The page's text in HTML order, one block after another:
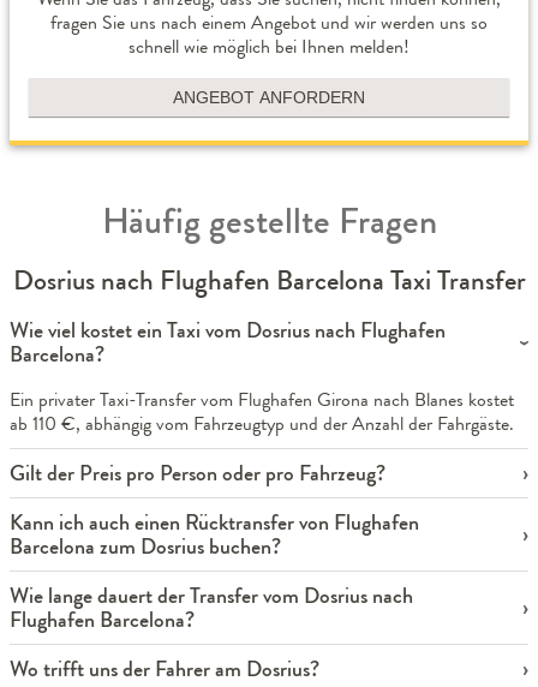
fragen Sie uns nach einem Angebot und wir werden uns so
schnell wie möglich bei Ihnen melden!
ANGEBOT ANFORDERN
Häufig gestellte Fragen
Dosrius nach Flughafen Barcelona Taxi Transfer
Wie viel kostet ein Taxi vom Dosrius nach Flughafen
Barcelona?
Ein privater Taxi-Transfer vom Flughafen Girona nach Blanes kostet
ab 110 €, abhängig vom Fahrzeugtyp und der Anzahl der Fahrgäste.
Gilt der Preis pro Person oder pro Fahrzeug?
Kann ich auch einen Rücktransfer von Flughafen
Barcelona zum Dosrius buchen?
Wie lange dauert der Transfer vom Dosrius nach
Flughafen Barcelona?
Wo trifft uns der Fahrer am Dosrius?